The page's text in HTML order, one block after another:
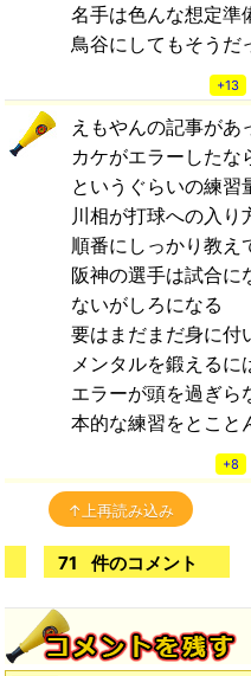
名手は色んな想定準
鳥谷にしてもそうだ
+13
えもやんの記事があ
カケがエラーしたな
というぐらいの練習
川相が打球への入り
順番にしっかり教え
阪神の選手は試合に
ないがしろになる
要はまだまだ身に付
メンタルを鍛えるに
エラーが頭を過ぎら
本的な練習をとこと
+8
↑上再読み込み
71 件のコメント